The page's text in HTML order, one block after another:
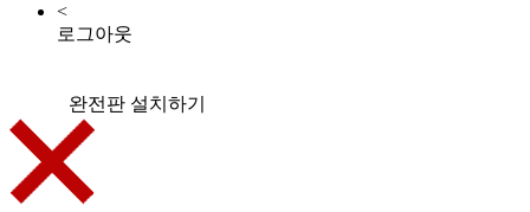
<
로그아웃
완전판 설치하기